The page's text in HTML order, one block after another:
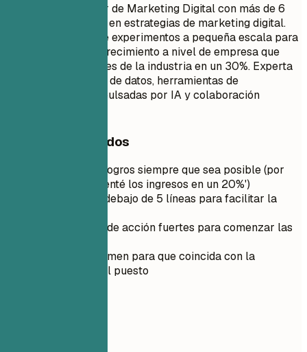
Coordinadora Senior de Marketing Digital con más de 6
años de experiencia en estrategias de marketing digital.
Escala exitosamente experimentos a pequeña escala para
lograr una tasa de crecimiento a nivel de empresa que
supera los estándares de la industria en un 30%. Experta
en el uso de análisis de datos, herramientas de
personalización impulsadas por IA y colaboración
Consejos rápidos
Cuantifica los logros siempre que sea posible (por
ejemplo, 'Aumenté los ingresos en un 20%')
Mantenlo por debajo de 5 líneas para facilitar la
Utiliza verbos de acción fuertes para comenzar las
Adapta el resumen para que coincida con la
descripción del puesto